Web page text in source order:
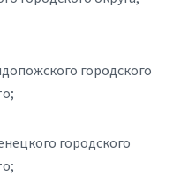
городского
городского